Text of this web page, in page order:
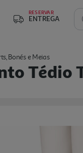
RESERVAR
ENTREGA
Bonés e Meias
Tédio